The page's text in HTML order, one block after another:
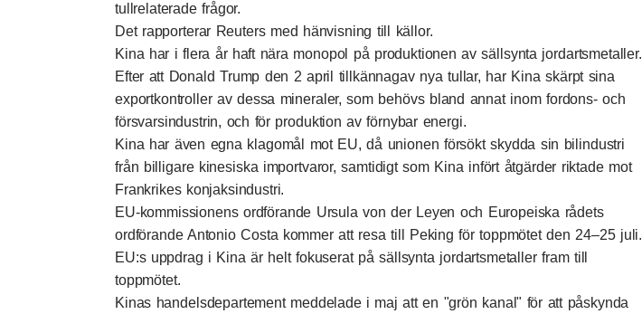
tullrelaterade frågor.
Det rapporterar Reuters med hänvisning till källor.
Kina har i flera år haft nära monopol på produktionen av sällsynta jordartsmetaller.
Efter att Donald Trump den 2 april tillkännagav nya tullar, har Kina skärpt sina
exportkontroller av dessa mineraler, som behövs bland annat inom fordons- och
försvarsindustrin, och för produktion av förnybar energi.
Kina har även egna klagomål mot EU, då unionen försökt skydda sin bilindustri
från billigare kinesiska importvaror, samtidigt som Kina infört åtgärder riktade mot
Frankrikes konjaksindustri.
EU-kommissionens ordförande Ursula von der Leyen och Europeiska rådets
ordförande Antonio Costa kommer att resa till Peking för toppmötet den 24–25 juli.
EU:s uppdrag i Kina är helt fokuserat på sällsynta jordartsmetaller fram till
toppmötet.
Kinas handelsdepartement meddelade i maj att en "grön kanal" för att påskynda